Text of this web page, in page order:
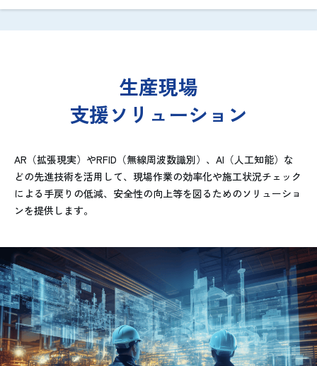
生産現場
支援ソリューション
AR（拡張現実）やRFID（無線周波数識別）、AI（人工知能）な
どの先進技術を活用して、現場作業の効率化や施工状況チェック
による手戻りの低減、安全性の向上等を図るためのソリューショ
ンを提供します。